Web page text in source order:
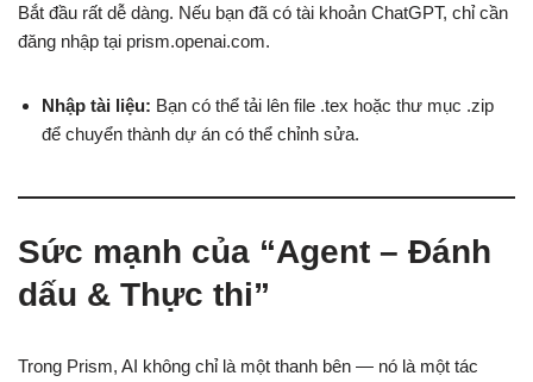
Bắt đầu rất dễ dàng. Nếu bạn đã có tài khoản ChatGPT, chỉ cần
đăng nhập tại prism.openai.com.
Nhập tài liệu: Bạn có thể tải lên file .tex hoặc thư mục .zip
để chuyển thành dự án có thể chỉnh sửa.
Sức mạnh của “Agent – Đánh
dấu & Thực thi”
Trong Prism, AI không chỉ là một thanh bên — nó là một tác